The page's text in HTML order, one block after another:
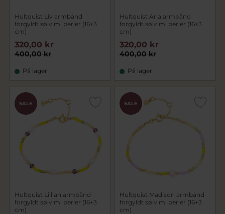
Hultquist Liv armbånd
forgyldt sølv m. perler (16+3
cm)
400,00 kr
320,00 kr
På lager
Hultquist Aria armbånd
forgyldt sølv m. perler (16+3
cm)
400,00 kr
320,00 kr
På lager
SALE
Hultquist Lillian armbånd
forgyldt sølv m. perler (16+3
cm)
SALE
Hultquist Madison armbånd
forgyldt sølv m. perler (16+3
cm)